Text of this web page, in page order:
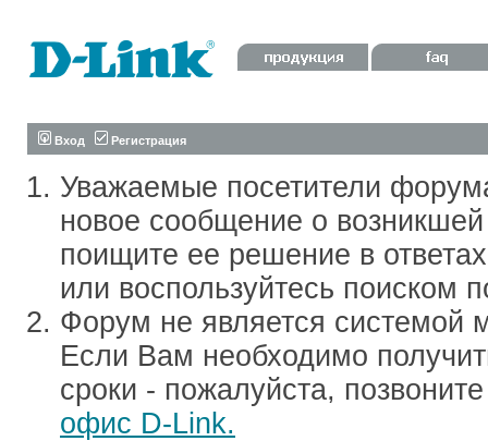
Вход Регистрация
Уважаемые посетители
новое сообщение о
поищите ее решение в
или воспользуйтесь поиском
Форум не является системой
Если Вам необходимо
сроки - пожалуйста,
офис D-Link.